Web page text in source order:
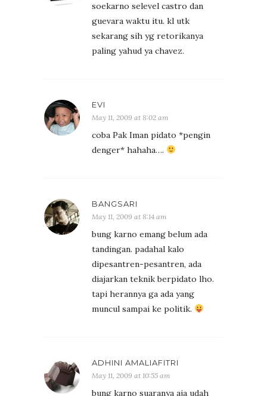
soekarno selevel castro dan
guevara waktu itu. kl utk
sekarang sih yg retorikanya
paling yahud ya chavez.
EVI
May 11, 2009 at 8:02 am
coba Pak Iman pidato *pengin
denger* hahaha….
BANGSARI
May 11, 2009 at 8:14 am
bung karno emang belum ada
tandingan. padahal kalo
dipesantren-pesantren, ada
diajarkan teknik berpidato lho.
tapi herannya ga ada yang
muncul sampai ke politik.
ADHINI AMALIAFITRI
May 11, 2009 at 10:55 am
bung karno suaranya aja udah